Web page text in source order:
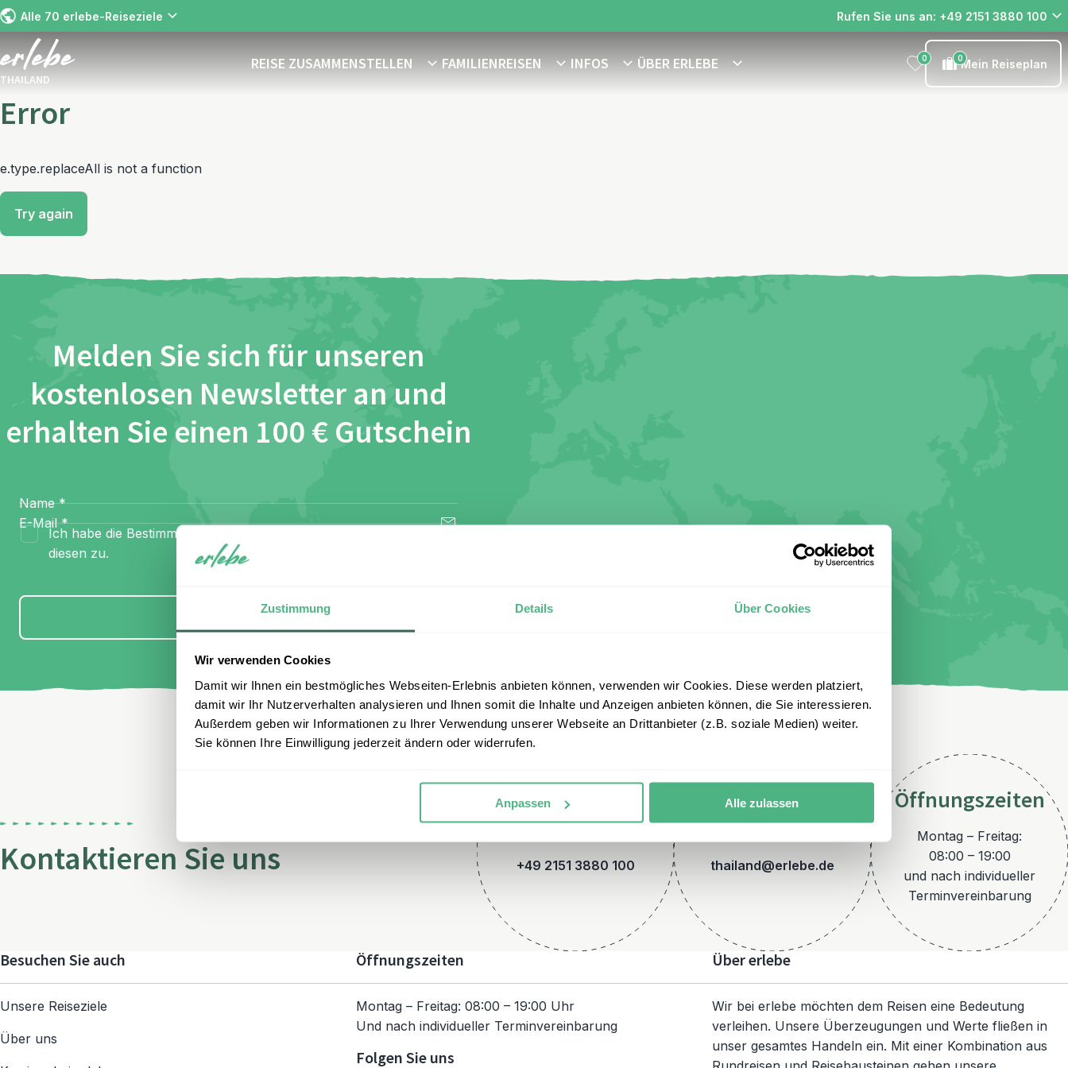
Zustimmung Details Über Cookies
Wir verwenden Cookies
Damit wir Ihnen ein bestmögliches Webseiten-Erlebnis anbieten können, verwenden wir Cookies. Diese werden platziert,
damit wir Ihr Nutzerverhalten analysieren und Ihnen somit die Inhalte und Anzeigen anbieten können, die Sie interessieren.
Außerdem geben wir Informationen zu Ihrer Verwendung unserer Webseite an Drittanbieter (z.B. soziale Medien) weiter.
Sie können Ihre Einwilligung jederzeit ändern oder widerrufen.
Anpassen Alle zulassen
Alle 70 erlebe-Reiseziele Rufen Sie uns an: +49 2151 3880 100
THAILAND
REISE ZUSAMMENSTELLEN FAMILIENREISEN INFOS ÜBER ERLEBE 0 0Mein Reiseplan
Error
e.type.replaceAll is not a function
Try again
Melden Sie sich für unseren
kostenlosen Newsletter an und
erhalten Sie einen 100 € Gutschein
Name *
E-Mail *
Ich habe die Bestimmungen zum
diesen zu.
Anmelden
Kontaktieren Sie uns
Telefon
+49 2151 3880 100
E-Mail
thailand@erlebe.de
Öffnungszeiten
Montag – Freitag:
08:00 – 19:00
und nach individueller
Terminvereinbarung
Besuchen Sie auch
Unsere Reiseziele
Über uns
Öffnungszeiten
Montag – Freitag: 08:00 – 19:00 Uhr
Und nach individueller Terminvereinbarung
Folgen Sie uns
Über erlebe
Wir bei erlebe möchten dem Reisen eine Bedeutung
verleihen. Unsere Überzeugungen und Werte fließen in
unser gesamtes Handeln ein. Mit einer Kombination aus